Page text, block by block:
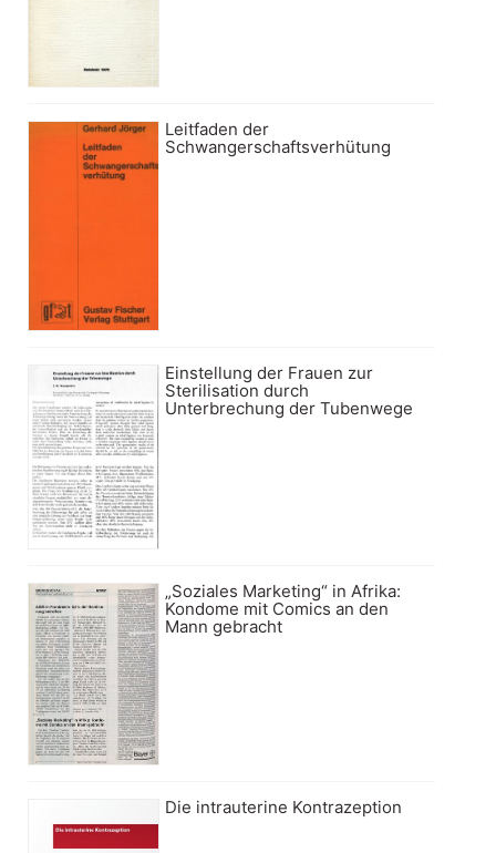
Leitfaden der
Schwangerschaftsverhütung
Einstellung der Frauen zur
Sterilisation durch
Unterbrechung der Tubenwege
„Soziales Marketing“ in Afrika:
Kondome mit Comics an den
Mann gebracht
Die intrauterine Kontrazeption